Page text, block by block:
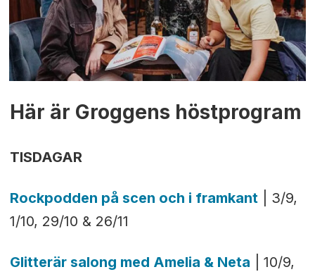
Här är Groggens höstprogram
TISDAGAR
Rockpodden på scen och i framkant| 3/9,
1/10, 29/10 & 26/11
Glitterär salong med Amelia & Neta | 10/9,